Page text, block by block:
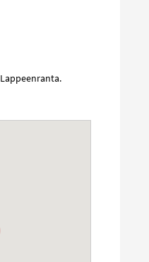
Lappeenranta.